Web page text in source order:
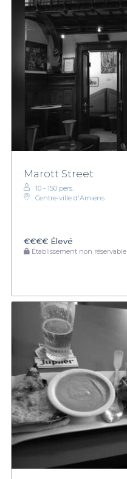
Marott Street
10 - 150 pers.
Centre-ville d'Amiens
€€€€ Élevé
Établissement non réservable